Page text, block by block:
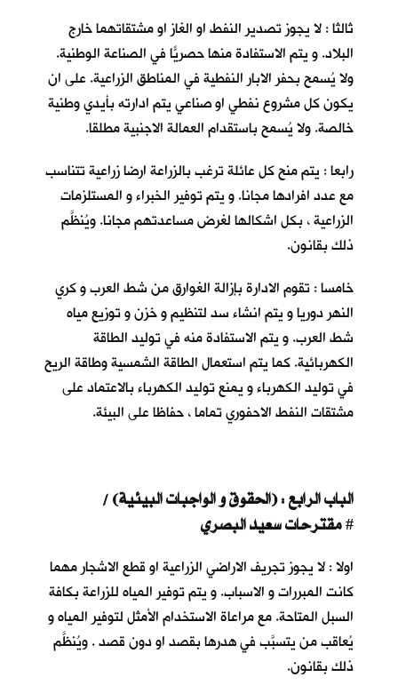
ثالثا : لا يجوز تصدير النفط او الغاز او مشتقاتهما خارج
البلاد. و يتم الاستفادة منها حصريّاً في الصناعة الوطنية.
ولا يُسمح بحفر الابار النفطية في المناطق الزراعية. على ان
يكون كل مشروع نفطي او صناعي يتم ادارته بأيدي وطنية
خالصة. ولا يُسمح باستقدام العمالة الاجنبية مطلقا.
رابعا : يتم منح كل عائلة ترغب بالزراعة ارضا زراعية تتناسب
مع عدد افرادها مجانا. و يتم توفير الخبراء و المستلزمات
الزراعية ، بكل اشكالها لغرض مساعدتهم مجانا. ويُنظَّم
ذلك بقانون.
خامسا : تقوم الادارة بإزالة الغوارق من شط العرب و كري
النهر دوريا و يتم انشاء سد لتنظيم و خزن و توزيع مياه
شط العرب. و يتم الاستفادة منه في توليد الطاقة
الكهربائية. كما يتم استعمال الطاقة الشمسية وطاقة الريح
في توليد الكهرباء و يمنع توليد الكهرباء بالاعتماد على
مشتقات النفط الاحفوري تماما ، حفاظا على البيئة.
الباب الرابع : (الحقوق و الواجبات البيئية) /
#
اولا : لا يجوز تجريف الاراضي الزراعية او قطع الاشجار مهما
كانت المبررات و الاسباب. و يتم توفير المياه للزراعة بكافة
السبل المتاحة. مع مراعاة الاستخدام الأمثل لتوفير المياه و
يُعاقب من يتسبَّب في هدرها بقصد او دون قصد . ويُنظَّم
ذلك بقانون.